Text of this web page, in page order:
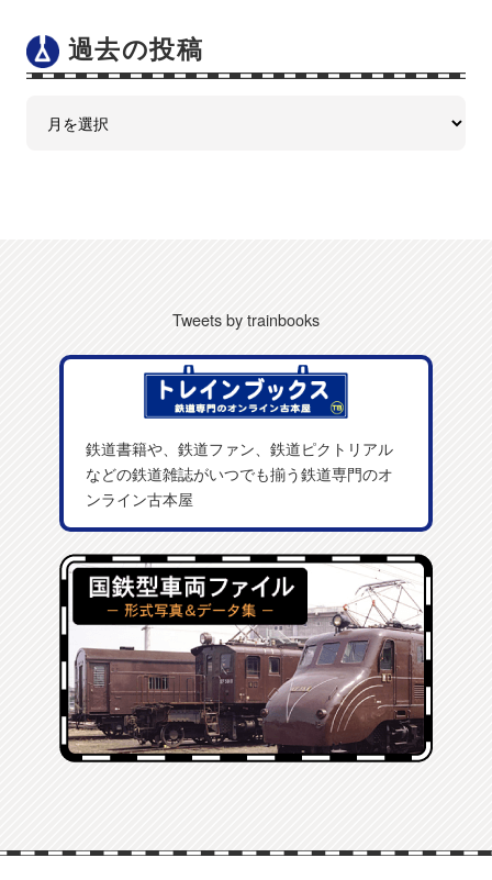
過去の投稿
Tweets by trainbooks
鉄道書籍や、鉄道ファン、鉄道ピクトリアル
などの鉄道雑誌がいつでも揃う鉄道専門のオ
ンライン古本屋